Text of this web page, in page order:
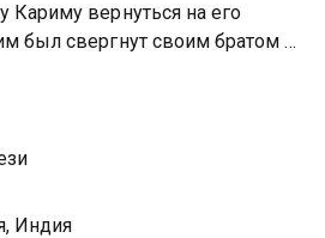
Кариму вернуться на его
был свергнут своим братом и
превращен в синего
Золотой Город, чтобы найти
– Древо Жизни, которое
стать человеком.
Индия